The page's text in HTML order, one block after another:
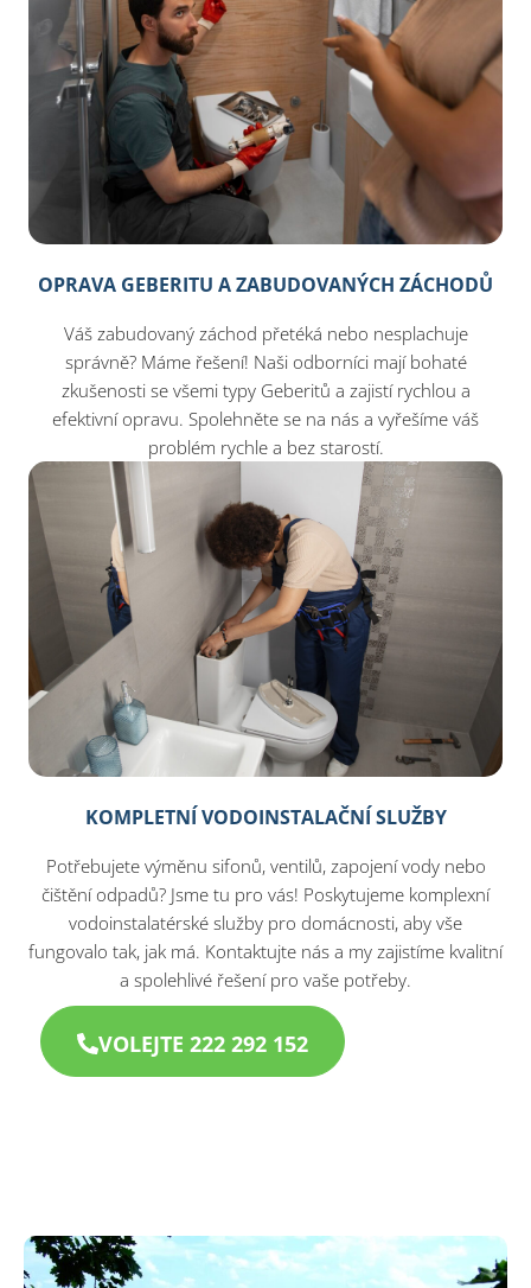
OPRAVA GEBERITU A ZABUDOVANÝCH ZÁCHODŮ
Váš zabudovaný záchod přetéká nebo nesplachuje
správně? Máme řešení! Naši odborníci mají bohaté
zkušenosti se všemi typy Geberitů a zajistí rychlou a
efektivní opravu. Spolehněte se na nás a vyřešíme váš
problém rychle a bez starostí.
KOMPLETNÍ VODOINSTALAČNÍ SLUŽBY
Potřebujete výměnu sifonů, ventilů, zapojení vody nebo
čištění odpadů? Jsme tu pro vás! Poskytujeme komplexní
vodoinstalatérské služby pro domácnosti, aby vše
fungovalo tak, jak má. Kontaktujte nás a my zajistíme kvalitní
a spolehlivé řešení pro vaše potřeby.
VOLEJTE 222 292 152